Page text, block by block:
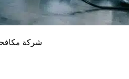
شركة